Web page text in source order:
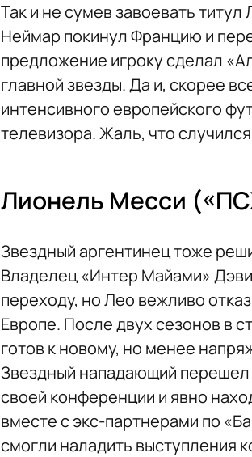
Так и не сумев завоевать
Неймар покинул Францию и
предложение игроку сделал
главной звезды. Да и, скорее
интенсивного европейского
телевизора. Жаль, что
Лионель Месси
Звездный аргентинец тоже
Владелец «Интер Майами»
переходу, но Лео вежливо
Европе. После двух сезонов в
готов к новому, но менее
Звездный нападающий перешел
своей конференции и явно
вместе с экс-партнерами по
смогли наладить выступления